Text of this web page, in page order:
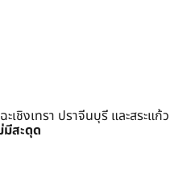
ชิงเทรา ปราจีนบุรี และสระแก้ว
มีสะดุด